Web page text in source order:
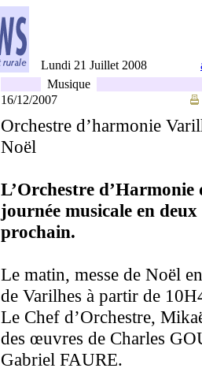
Lundi 21 Juillet 2008
Musique
16/12/2007
Orchestre d’harmonie
Noël
L’Orchestre
journée musicale en
prochain.
Le matin, messe de Noël
de Varilhes à partir de
Le Chef d’Orchestre,
des œuvres de Charles
Gabriel FAURE.